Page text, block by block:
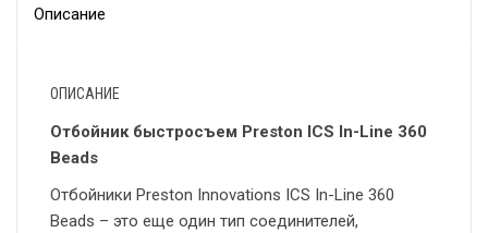
Описание
ОПИСАНИЕ
Отбойник быстросъем Preston ICS In-Line 360
Beads
Отбойники Preston Innovations ICS In-Line 360
Beads – это еще один тип соединителей,